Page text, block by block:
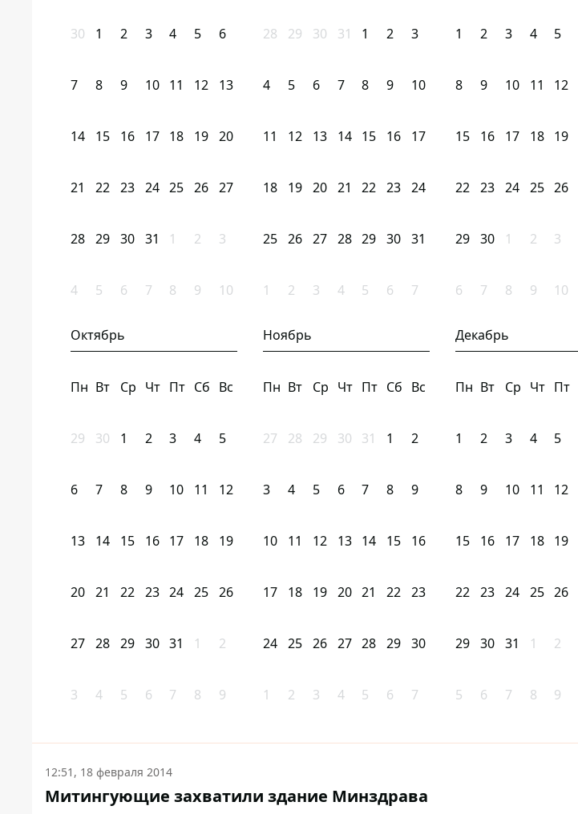
30 1 2 3 4 5 6
7 8 9 10 11 12 13
14 15 16 17 18 19 20
21 22 23 24 25 26 27
28 29 30 31 1 2 3
4 5 6 7 8 9 10
28 29 30 31 1 2 3
4 5 6 7 8 9 10
11 12 13 14 15 16 17
18 19 20 21 22 23 24
25 26 27 28 29 30 31
1 2 3 4 5 6 7
1 2 3 4 5
8 9 10 11 12
15 16 17 18 19
22 23 24 25 26
29 30 1 2 3
6 7 8 9 10
Октябрь
Пн Вт Ср Чт Пт Сб Вс
29 30 1 2 3 4 5
6 7 8 9 10 11 12
13 14 15 16 17 18 19
20 21 22 23 24 25 26
27 28 29 30 31 1 2
3 4 5 6 7 8 9
Ноябрь
Пн Вт Ср Чт Пт Сб Вс
27 28 29 30 31 1 2
3 4 5 6 7 8 9
10 11 12 13 14 15 16
17 18 19 20 21 22 23
24 25 26 27 28 29 30
1 2 3 4 5 6 7
Декабрь
Пн Вт Ср Чт Пт
1 2 3 4 5
8 9 10 11 12
15 16 17 18 19
22 23 24 25 26
29 30 31 1 2
5 6 7 8 9
12:51, 18 февраля 2014
Митингующие захватили здание Минздрава